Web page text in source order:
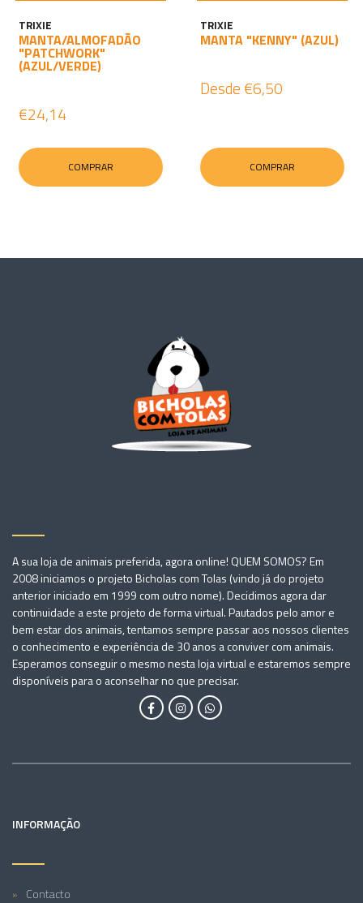
TRIXIE
MANTA/ALMOFADÃO
"PATCHWORK"
(AZUL/VERDE)
€24,14
COMPRAR
TRIXIE
MANTA "KENNY" (AZUL)
Desde €6,50
COMPRAR
A sua loja de animais preferida, agora online! QUEM SOMOS? Em
2008 iniciamos o projeto Bicholas com Tolas (vindo já do projeto
anterior iniciado em 1999 com outro nome). Decidimos agora dar
continuidade a este projeto de forma virtual. Pautados pelo amor e
bem estar dos animais, tentamos sempre passar aos nossos clientes
o conhecimento e experiência de 30 anos a conviver com animais.
Esperamos conseguir o mesmo nesta loja virtual e estaremos sempre
disponíveis para o aconselhar no que precisar.
INFORMAÇÃO
Contacto